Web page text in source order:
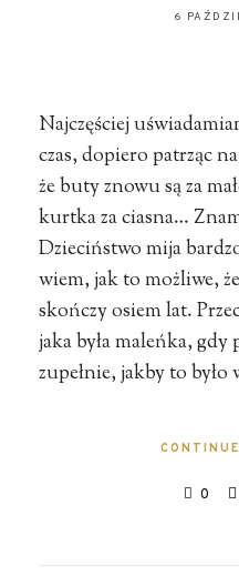
6
Najczęściej
czas, dopiero patrząc
że buty znowu są za
kurtka za ciasna…
Dzieciństwo mija
wiem, jak to możliwe,
skończy osiem lat.
jaka była maleńka, gdy
zupełnie, jakby to
0